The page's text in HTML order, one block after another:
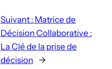
Suivant : Matrice de
Décision Collaborative :
La Clé de la prise de
décision
→